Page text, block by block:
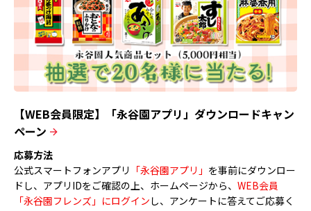
【WEB会員限定】「永谷園アプリ」ダウンロードキャン
ペーン
応募方法
公式スマートフォンアプリ 「永谷園アプリ」 を事前にダウンロー
ドし、アプリIDをご確認の上、ホームページから、 WEB会員
「永谷園フレンズ」にログイン し、アンケートに答えてご応募く